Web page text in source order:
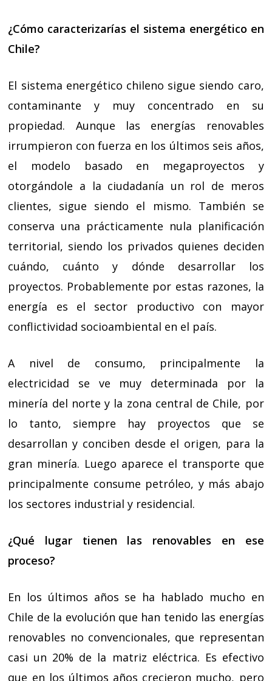
¿Cómo caracterizarías el sistema energético en
Chile?
El sistema energético chileno sigue siendo caro,
contaminante y muy concentrado en su
propiedad. Aunque las energías renovables
irrumpieron con fuerza en los últimos seis años,
el modelo basado en megaproyectos y
otorgándole a la ciudadanía un rol de meros
clientes, sigue siendo el mismo. También se
conserva una prácticamente nula planificación
territorial, siendo los privados quienes deciden
cuándo, cuánto y dónde desarrollar los
proyectos. Probablemente por estas razones, la
energía es el sector productivo con mayor
conflictividad socioambiental en el país.
A nivel de consumo, principalmente la
electricidad se ve muy determinada por la
minería del norte y la zona central de Chile, por
lo tanto, siempre hay proyectos que se
desarrollan y conciben desde el origen, para la
gran minería. Luego aparece el transporte que
principalmente consume petróleo, y más abajo
los sectores industrial y residencial.
¿Qué lugar tienen las renovables en ese
proceso?
En los últimos años se ha hablado mucho en
Chile de la evolución que han tenido las energías
renovables no convencionales, que representan
casi un 20% de la matriz eléctrica. Es efectivo
que en los últimos años crecieron mucho, pero